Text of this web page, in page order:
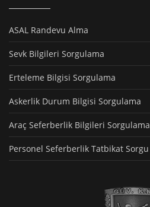
ASAL Randevu Alma
Sevk Bilgileri Sorgulama
Erteleme Bilgisi Sorgulama
Askerlik Durum Bilgisi Sorgulama
Araç Seferberlik Bilgileri Sorgulama
Personel Seferberlik Tatbikat Sorgu